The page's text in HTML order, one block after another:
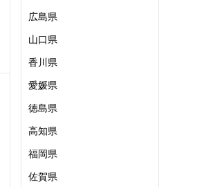
広島県
山口県
香川県
愛媛県
徳島県
高知県
福岡県
佐賀県